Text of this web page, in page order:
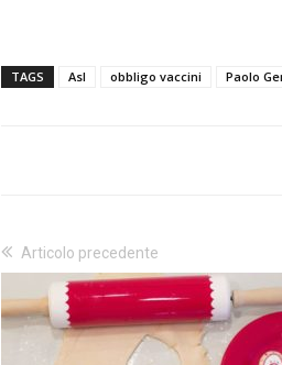
TAGS Asl obbligo vaccini Paolo
Articolo precedente